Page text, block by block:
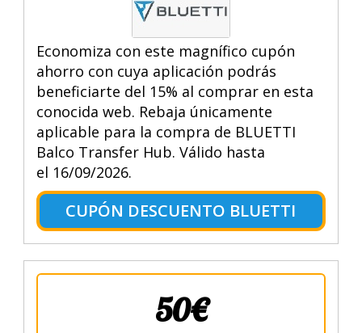
Economiza con este magnífico cupón
ahorro con cuya aplicación podrás
beneficiarte del 15% al comprar en esta
conocida web. Rebaja únicamente
aplicable para la compra de BLUETTI
Balco Transfer Hub. Válido hasta
el 16/09/2026.
CUPÓN DESCUENTO BLUETTI
50€